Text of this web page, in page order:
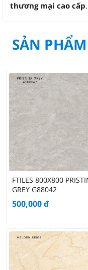
thương mại cao cấp.
SẢN
FTILES 800X800
GREY G88042
500,000đ